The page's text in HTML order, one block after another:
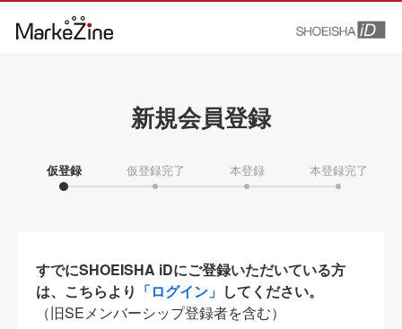
新規会員登録
仮登録 仮登録完了 本登録 本登録完了
すでにSHOEISHA iDにご登録いただいている方
は、こちらより 「ログイン」 してください。
（旧SEメンバーシップ登録者を含む）